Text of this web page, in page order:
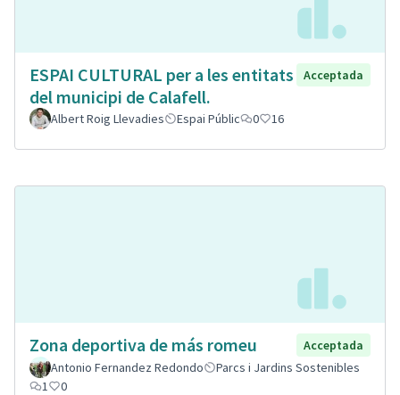
ESPAI CULTURAL per a les entitats
del municipi de Calafell.
Acceptada
Albert Roig Llevadies Espai Públic 0 16
Zona deportiva de más romeu
Acceptada
Antonio Fernandez Redondo
Parcs i Jardins Sostenibles
1
0